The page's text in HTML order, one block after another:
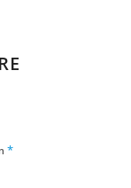
*